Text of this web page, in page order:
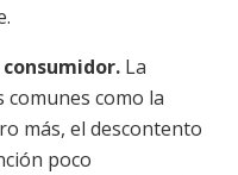
La
como la
más, el descontento
poco